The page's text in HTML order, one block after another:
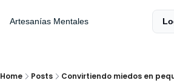
Artesanías Mentales
Home Posts Convirtiendo miedos en